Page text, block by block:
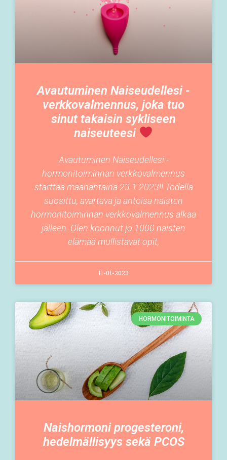
Avautuminen Naiseudellesi -
verkkovalmennus, joka tuo
sinut takaisin sykliseen
naiseuteesi
Avautuminen Naiseudellesi -
hormonitoiminnan verkkovalmennus
starttaa maanantaina 23.1.2023!! Todella
suosittu, avartava ja antoisa naisten
hormonitoiminnan verkkovalmennus alkaa
jälleen. Olen koonnut jo 1000 naisten
elämää mullistavat opit,
11-01-2023
HORMONITOIMINTA
Naishormoni progesteroni,
hedelmällisyys sekä PCOS